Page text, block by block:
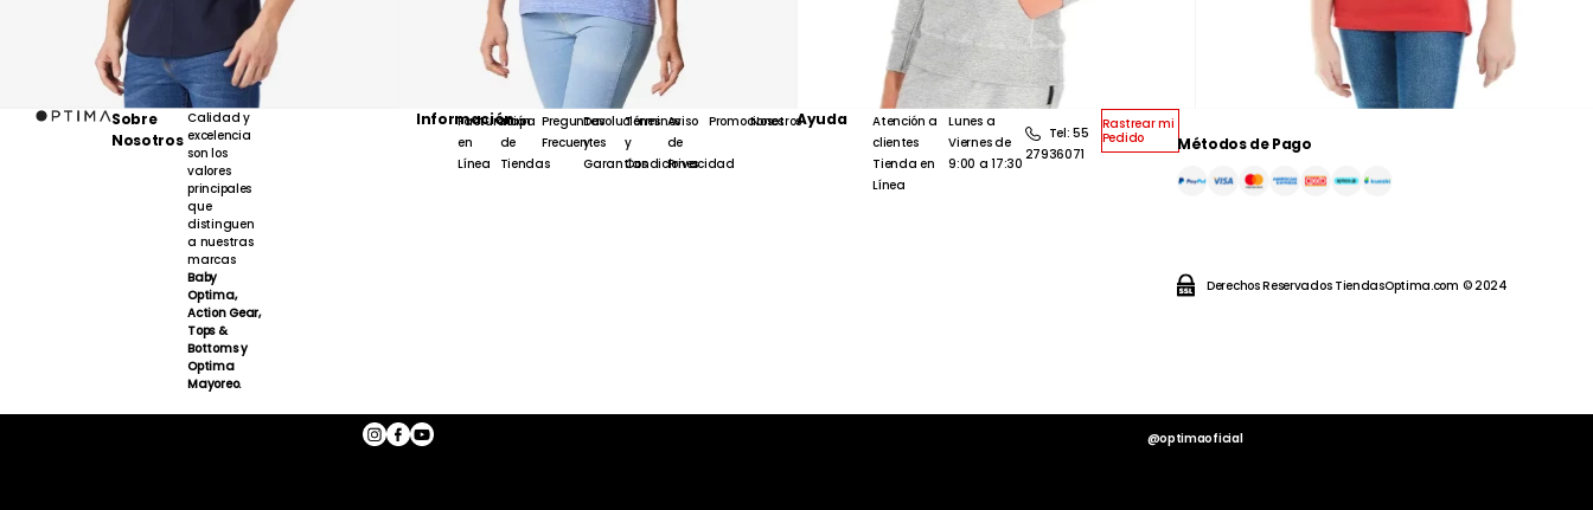
Sobre
Nosotros
Calidad y
excelencia
son los
valores
principales
que
distinguen
a nuestras
marcas
Baby
Optima,
Action Gear,
Tops &
Bottoms y
Optima
Mayoreo.
Información
Facturación
en
Línea
Mapa
de
Tiendas
Preguntas
Frecuentes
Devoluciones
y
Garantías
Términos
y
Condiciones
Aviso
de
Privacidad
Promociones
NosotrosAyuda
Atención a
clientes
Tienda en
Línea
Lunes a
Viernes de
9:00 a 17:30
Tel: 55
27936071
Rastrear mi
Pedido
Métodos de Pago
Derechos Reservados TiendasOptima.com © 2024
@optimaoficial